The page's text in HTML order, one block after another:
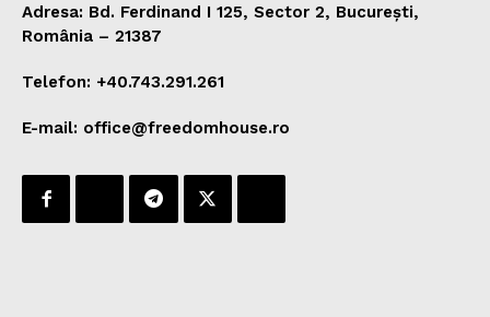
Adresa: Bd. Ferdinand I 125, Sector 2, București,
România – 21387
Telefon: +40.743.291.261
E-mail: office@freedomhouse.ro